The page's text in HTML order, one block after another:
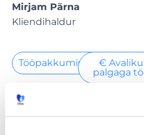
Mirjam Pärna
Kliendihaldur
Tööpakkumised
€ Avaliku
palgaga